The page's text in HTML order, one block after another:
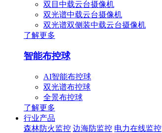
双目中载云台摄像机
双光谱中载云台摄像机
双光谱双侧装中载云台摄像机
了解更多
智能布控球
AI智能布控球
双光谱布控球
全景布控球
了解更多
行业产品
森林防火监控 边海防监控 电力在线监控